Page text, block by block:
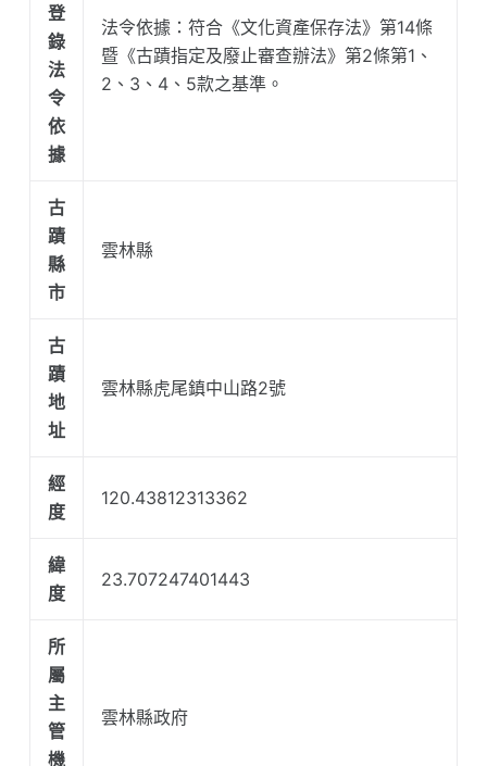
登
錄
法
令
依
據
法令依據：符合《文化資產保存法》第14條
暨《古蹟指定及廢止審查辦法》第2條第1、
2、3、4、5款之基準。
古
蹟
縣
市
雲林縣
古
蹟
地
址
雲林縣虎尾鎮中山路2號
經
度
120.43812313362
緯
度
23.707247401443
所
屬
主
管
機
雲林縣政府